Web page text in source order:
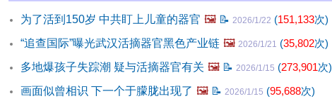
为了活到150岁 中共盯上儿童的器官 🖼️ 📝 2026/1/22 (151,133次)
“追查国际”曝光武汉活摘器官黑色产业链 🖼️ 2026/1/21 (35,802次)
多地爆孩子失踪潮 疑与活摘器官有关 🖼️ 📝 2026/1/15 (273,901次)
画面似曾相识 下一个于朦胧出现了 🖼️ 📝 2026/1/15 (95,688次)